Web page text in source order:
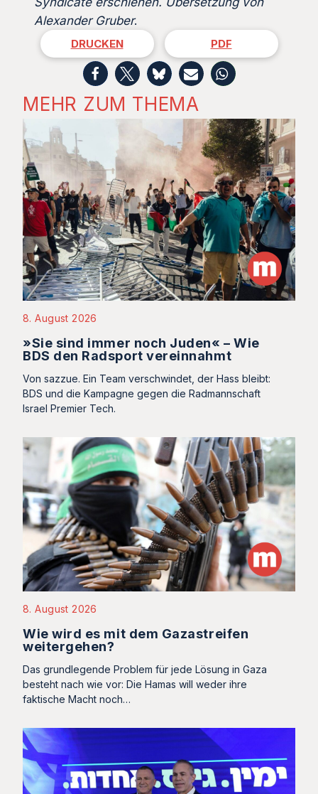
Alexander Gruber.
DRUCKEN PDF
MEHR ZUM THEMA
8. August 2026
»Sie sind immer noch Juden« – Wie
BDS den Radsport vereinnahmt
Von sazzue. Ein Team verschwindet, der Hass bleibt:
BDS und die Kampagne gegen die Radmannschaft
Israel Premier Tech.
8. August 2026
Wie wird es mit dem Gazastreifen
weitergehen?
Das grundlegende Problem für jede Lösung in Gaza
besteht nach wie vor: Die Hamas will weder ihre
faktische Macht noch…